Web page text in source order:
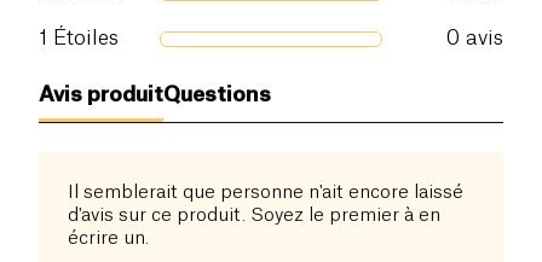
1 Étoiles 0 avis
Avis produitQuestions
Il semblerait que personne n'ait encore laissé
d'avis sur ce produit. Soyez le premier à en
écrire un.